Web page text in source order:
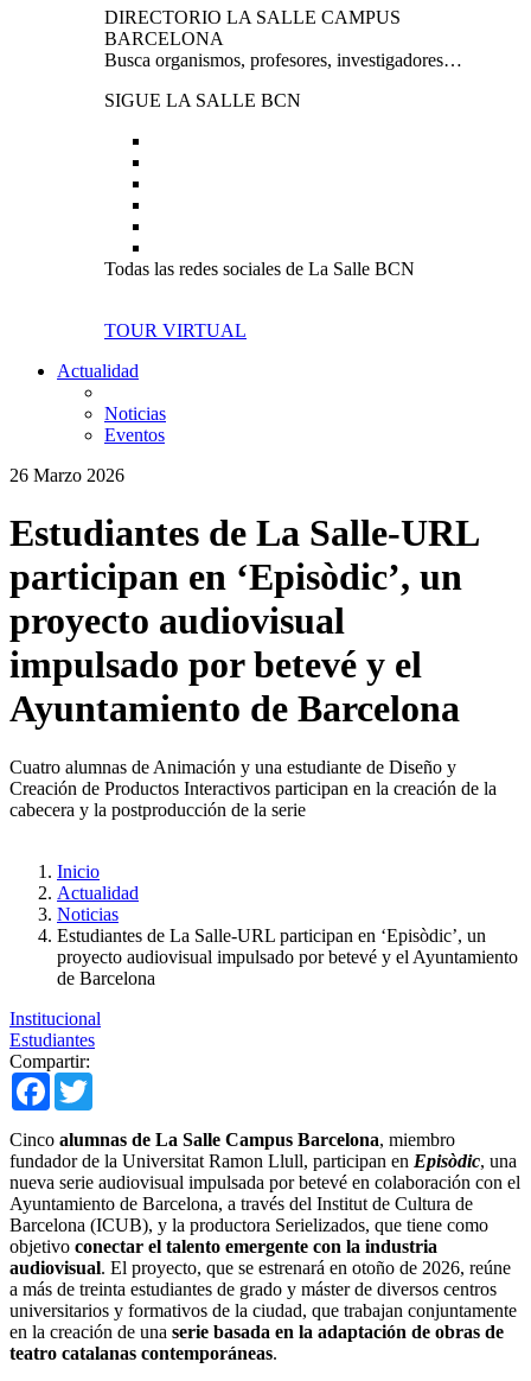
DIRECTORIO LA SALLE CAMPUS
BARCELONA
Busca organismos, profesores, investigadores…
SIGUE LA SALLE BCN
Todas las redes sociales de La Salle BCN
TOUR VIRTUAL
Actualidad
Noticias
Eventos
26 Marzo 2026
Estudiantes de La Salle-URL
participan en ‘Episòdic’, un
proyecto audiovisual
impulsado por betevé y el
Ayuntamiento de Barcelona
Cuatro alumnas de Animación y una estudiante de Diseño y
Creación de Productos Interactivos participan en la creación de la
cabecera y la postproducción de la serie
Inicio
Actualidad
Noticias
Estudiantes de La Salle-URL participan en ‘Episòdic’, un
proyecto audiovisual impulsado por betevé y el Ayuntamiento
de Barcelona
Institucional
Estudiantes
Compartir:
Facebook
Cinco alumnas de La Salle Campus Barcelona, miembro
fundador de la Universitat Ramon Llull, participan en Episòdic, una
nueva serie audiovisual impulsada por betevé en colaboración con el
Ayuntamiento de Barcelona, a través del Institut de Cultura de
Barcelona (ICUB), y la productora Serielizados, que tiene como
objetivo conectar el talento emergente con la industria
audiovisual. El proyecto, que se estrenará en otoño de 2026, reúne
a más de treinta estudiantes de grado y máster de diversos centros
universitarios y formativos de la ciudad, que trabajan conjuntamente
en la creación de una serie basada en la adaptación de obras de
teatro catalanas contemporáneas.